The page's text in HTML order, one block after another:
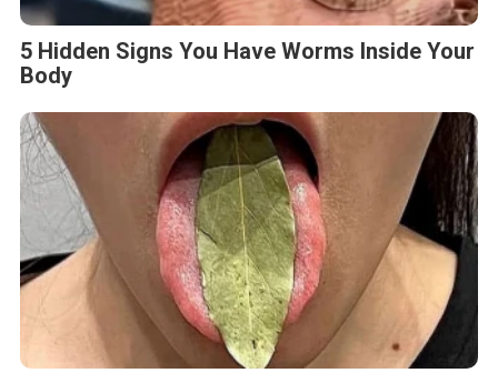
5 Hidden Signs You Have Worms Inside Your
Body